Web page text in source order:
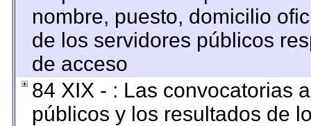
nombre, puesto, domicilio
de los servidores públicos
de acceso
84 XIX - : Las convocatorias
públicos y los resultados de